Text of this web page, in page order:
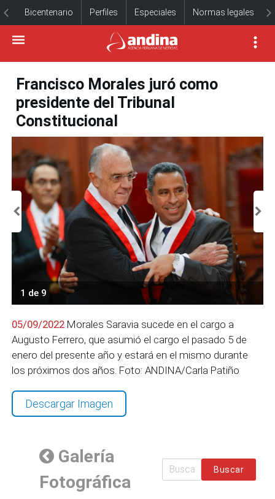
Bicentenario Perfiles Especiales Normas legales
Francisco Morales juró como
presidente del Tribunal
Constitucional
1 de 9
05/09/2022 Morales Saravia sucede en el cargo a
Augusto Ferrero, que asumió el cargo el pasado 5 de
enero del presente año y estará en el mismo durante
los próximos dos años. Foto: ANDINA/Carla Patiño
Descargar Imagen
Galería
Fotográfica
Buscar